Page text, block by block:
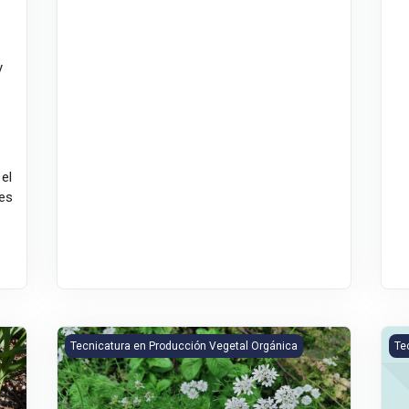
Botánica Sistemática
Tecnicatura en Producción Vegetal Orgánica